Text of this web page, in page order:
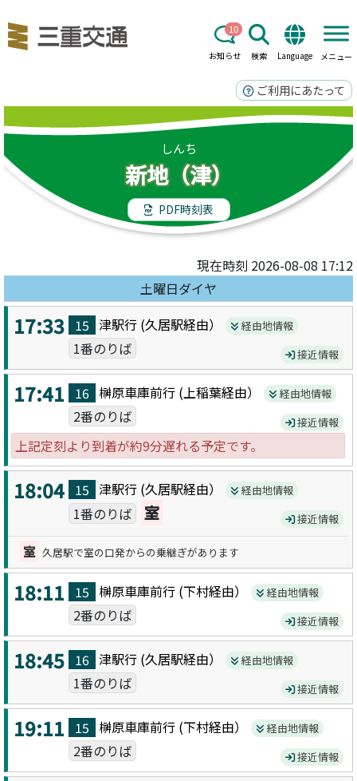
お知らせ
10
検索 Language メニュー
ご利用にあたって
しんち
新地（津）
PDF時刻表
現在時刻 2026-08-08 17:12
土曜日ダイヤ
17:33 15 津駅行 (久居駅経由） 経由地情報
1番のりば 接近情報
17:41 16 榊原車庫前行 (上稲葉経由） 経由地情報
2番のりば 接近情報
上記定刻より到着が約9分遅れる予定です。
18:04 15 津駅行 (久居駅経由） 経由地情報
1番のりば 室 接近情報
室 久居駅で室の口発からの乗継ぎがあります
18:11 15 榊原車庫前行 (下村経由） 経由地情報
2番のりば 接近情報
18:45 16 津駅行 (久居駅経由） 経由地情報
1番のりば 接近情報
19:11 15 榊原車庫前行 (下村経由） 経由地情報
2番のりば 接近情報